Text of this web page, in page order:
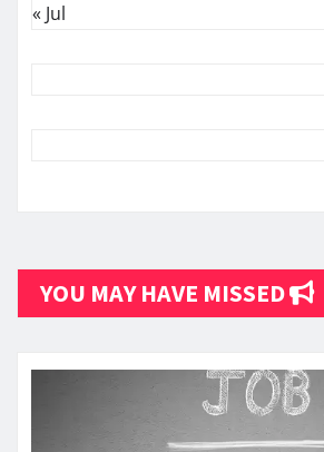
« Jul
YOU MAY HAVE MISSED